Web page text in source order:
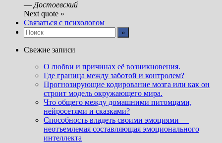
— Достоевский
Next quote »
Связаться с психологом
Свежие записи
О любви и причинах её возникновения.
Где граница между заботой и контролем?
Прогнозирующие кодирование мозга или как он
строит модель окружающего мира.
Что общего между домашними питомцами,
нейросетями и сказками?
Способность владеть своими эмоциями —
неотъемлемая составляющая эмоционального
интеллекта